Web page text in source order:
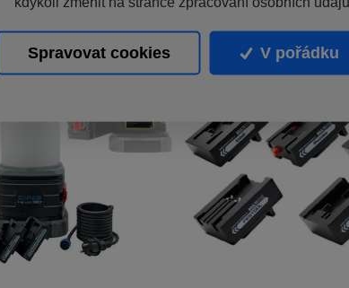
Spravovat cookies V pořádku